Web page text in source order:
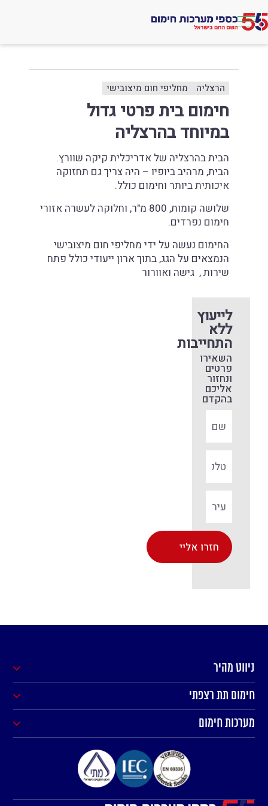
לתוכן
האתר
הרצליה מחליפי חום מיצובישי
חימום בית פרטי גדול
במיוחד בהרצליה
הבית בהרצליה של אדריכלית קיקה שוורץ.
הבית, מרהיב ביופיו – היה צריך גם תחזוקה
איכותית ביותר וחימום כולל.
שלושה קומות, 800 מ"ר, וחלוקה לעשרה אזורי
חימום נפרדים.
החימום נעשה על ידי מחליפי חום מיצובישי
הנמצאים על הגג, בתוך ארון ייעודי כולל פתח
שירות , גישה ואוורור
לייעוץ
ללא
התחייבות
השאירו
פרטים
ונחזור
אליכם
בהקדם
מלא
ניווט מהיר
חימום תת רצפתי
מערכות חימום